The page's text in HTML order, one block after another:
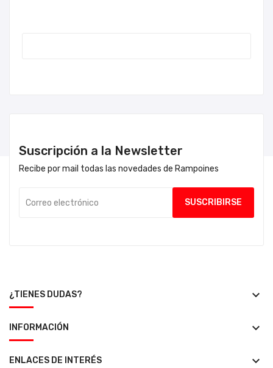
Suscripción a la Newsletter
Recibe por mail todas las novedades de Rampoines
¿TIENES DUDAS? keyboard_arrow_down
INFORMACIÓN keyboard_arrow_down
ENLACES DE INTERÉS keyboard_arrow_down